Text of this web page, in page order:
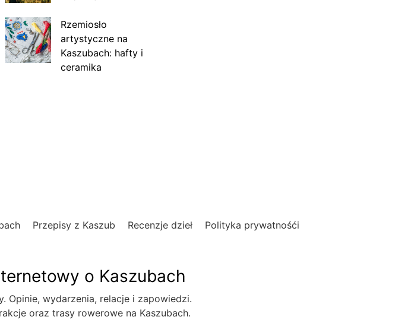
Rzemiosło
artystyczne na
Kaszubach: hafty i
ceramika
Przepisy z Kaszub Recenzje dzieł Polityka prywatnośći
o Kaszubach
Opinie, wydarzenia, relacje i zapowiedzi.
oraz trasy rowerowe na Kaszubach.